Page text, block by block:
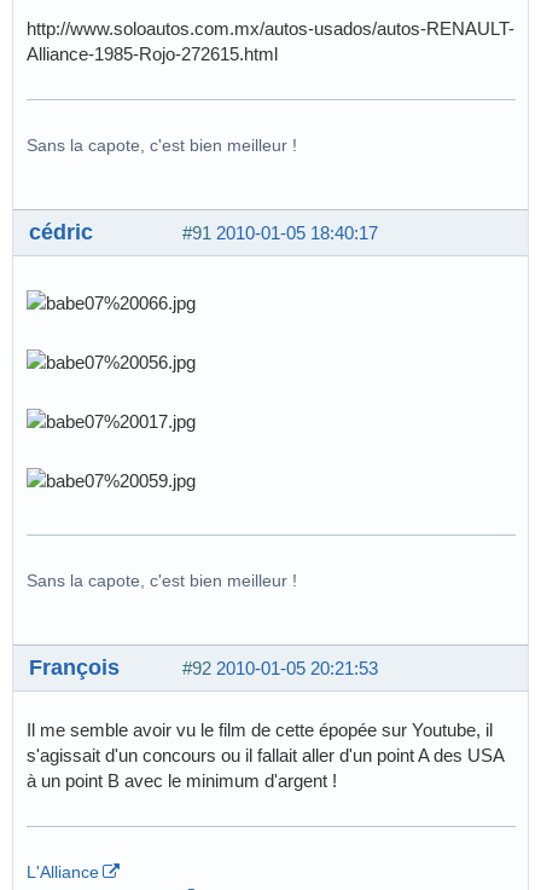
http://www.soloautos.com.mx/autos-usados/autos-RENAULT-
Alliance-1985-Rojo-272615.html
Sans la capote, c'est bien meilleur !
#91 2010-01-05 18:40:17
cédric
Sans la capote, c'est bien meilleur !
#92 2010-01-05 20:21:53
François
Il me semble avoir vu le film de cette épopée sur Youtube, il
s'agissait d'un concours ou il fallait aller d'un point A des USA
à un point B avec le minimum d'argent !
L'Alliance